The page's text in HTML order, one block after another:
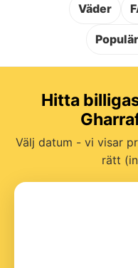
Väder
Hitta
Välj datum - vi visar
rätt